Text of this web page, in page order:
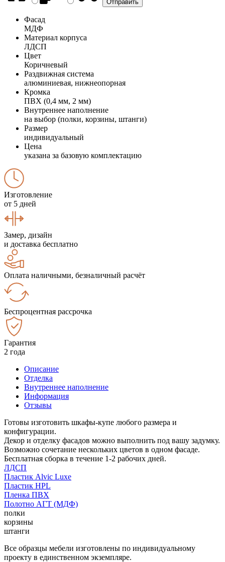
Фасад
МДФ
Материал корпуса
ЛДСП
Цвет
Коричневый
Раздвижная система
алюминиевая, нижнеопорная
Кромка
ПВХ (0,4 мм, 2 мм)
Внутреннее наполнение
на выбор (полки, корзины, штанги)
Размер
индивидуальный
Цена
указана за базовую комплектацию
Изготовление
от 5 дней
Замер, дизайн
и доставка бесплатно
Оплата наличными, безналичный расчёт
Беспроцентная рассрочка
Гарантия
2 года
Описание
Отделка
Внутреннее наполнение
Информация
Отзывы
Готовы изготовить шкафы-купе любого размера и
конфигурации.
Декор и отделку фасадов можно выполнить под вашу задумку.
Возможно сочетание нескольких цветов в одном фасаде.
Бесплатная сборка в течение 1-2 рабочих дней.
ЛДСП
Пластик Alvic Luxe
Пластик HPL
Пленка ПВХ
Полотно АГТ (МДФ)
полки
корзины
штанги
Все образцы мебели изготовлены по индивидуальному
проекту в единственном экземпляре.